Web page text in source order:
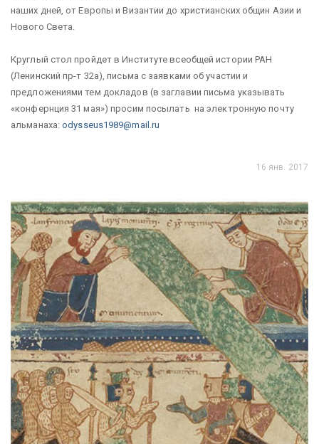
наших дней, от Европы и Византии до христианских общин Азии и
Нового Света.
Круглый стол пройдет в Институте всеобщей истории РАН
(Ленинский пр-т 32а), письма с заявками об участии и
предложениями тем докладов (в заглавии письма указывать
«конфернция 31 мая») просим посылать на электронную почту
альманаха:odysseus1989@mail.ru
16 янв. 2017